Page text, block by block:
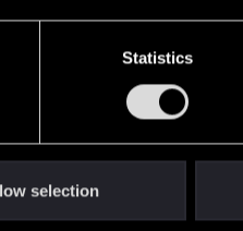
Statistics
selection